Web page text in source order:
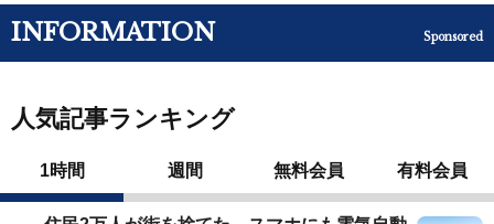
INFORMATION Sponsored
人気記事ランキング
1時間 週間 無料会員 有料会員